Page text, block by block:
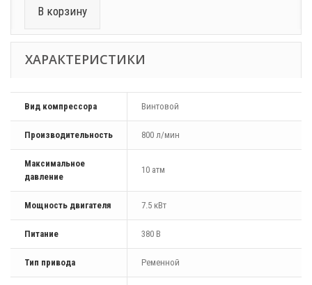
В корзину
ХАРАКТЕРИСТИКИ
Вид компрессора Винтовой
Производительность 800 л/мин
Максимальное
давление
10 атм
Мощность двигателя 7.5 кВт
Питание 380 В
Тип привода Ременной